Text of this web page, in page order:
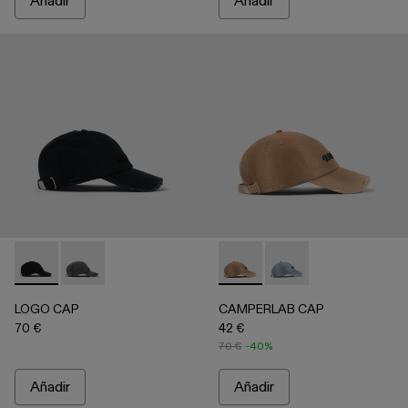
LOGO CAP - AS00011-001 - Negro desteñido
LOGO CAP - AS00011-002 - Gris desteñido
LOGO CAP
70 €
Añadir
CAMPERLAB CAP -
CAMPERLAB CAP
CAMPERLAB CAP
42 €
70 € -40%
Añadir